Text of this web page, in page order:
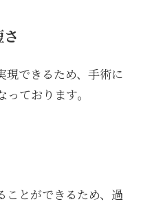
現できるため、手術に
ております。
ことができるため、過